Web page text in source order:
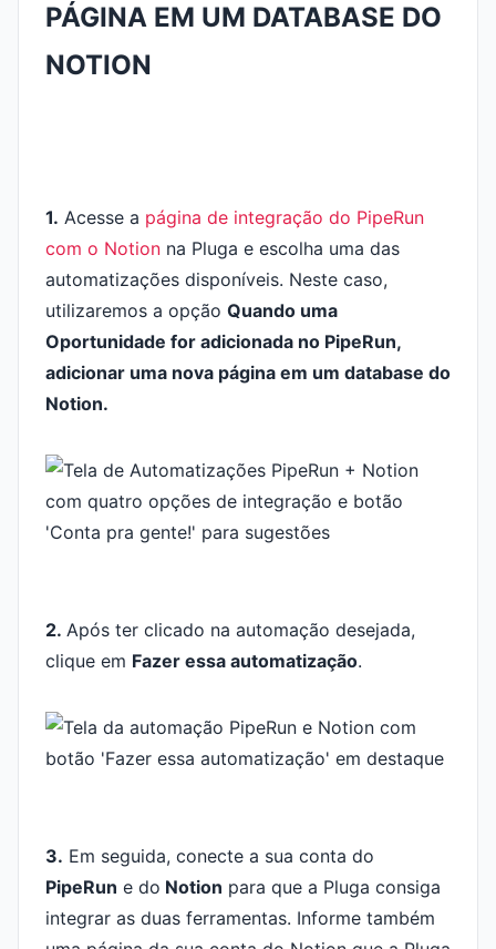
PÁGINA EM UM DATABASE DO
NOTION
1. Acesse a página de integração do PipeRun
com o Notion na Pluga e escolha uma das
automatizações disponíveis. Neste caso,
utilizaremos a opção Quando uma
Oportunidade for adicionada no PipeRun,
adicionar uma nova página em um database do
Notion.
2. Após ter clicado na automação desejada,
clique em Fazer essa automatização.
3. Em seguida, conecte a sua conta do
PipeRun e do Notion para que a Pluga consiga
integrar as duas ferramentas. Informe também